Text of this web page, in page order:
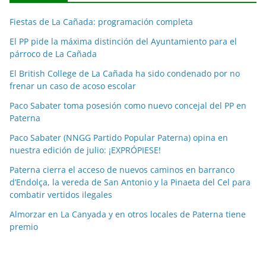
i
a
s
p
o
r
m
s
Fiestas de La Cañada: programación completa
El PP pide la máxima distinción del Ayuntamiento para el
párroco de La Cañada
El British College de La Cañada ha sido condenado por no
frenar un caso de acoso escolar
Paco Sabater toma posesión como nuevo concejal del PP en
Paterna
Paco Sabater (NNGG Partido Popular Paterna) opina en
nuestra edición de julio: ¡EXPRÓPIESE!
Paterna cierra el acceso de nuevos caminos en barranco
d’Endolça, la vereda de San Antonio y la Pinaeta del Cel para
combatir vertidos ilegales
Almorzar en La Canyada y en otros locales de Paterna tiene
premio